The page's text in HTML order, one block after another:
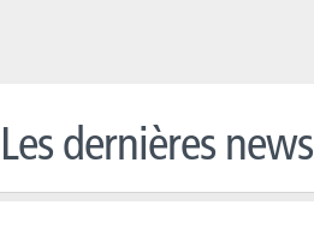
Les dernières news